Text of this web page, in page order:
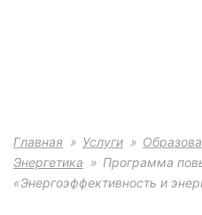
Главная Услуги
Энергетика
Программа
«Энергоэффективность и